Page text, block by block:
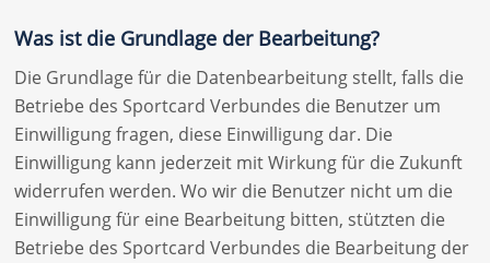
Was ist die Grundlage der Bearbeitung?
Die Grundlage für die Datenbearbeitung stellt, falls die
Betriebe des Sportcard Verbundes die Benutzer um
Einwilligung fragen, diese Einwilligung dar. Die
Einwilligung kann jederzeit mit Wirkung für die Zukunft
widerrufen werden. Wo wir die Benutzer nicht um die
Einwilligung für eine Bearbeitung bitten, stützten die
Betriebe des Sportcard Verbundes die Bearbeitung der